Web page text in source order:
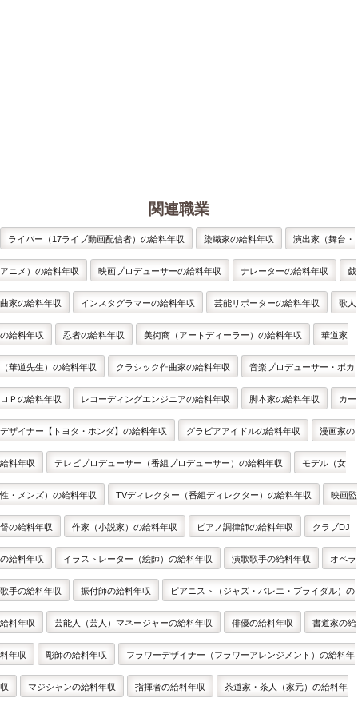
関連職業
ライバー（17ライブ動画配信者）の給料年収 染織家の給料年収 演出家（舞台・
アニメ）の給料年収 映画プロデューサーの給料年収 ナレーターの給料年収 戯
曲家の給料年収 インスタグラマーの給料年収 芸能リポーターの給料年収 歌人
の給料年収 忍者の給料年収 美術商（アートディーラー）の給料年収 華道家
（華道先生）の給料年収 クラシック作曲家の給料年収 音楽プロデューサー・ボカ
ロＰの給料年収 レコーディングエンジニアの給料年収 脚本家の給料年収 カー
デザイナー【トヨタ・ホンダ】の給料年収 グラビアアイドルの給料年収 漫画家の
給料年収 テレビプロデューサー（番組プロデューサー）の給料年収 モデル（女
性・メンズ）の給料年収 TVディレクター（番組ディレクター）の給料年収 映画監
督の給料年収 作家（小説家）の給料年収 ピアノ調律師の給料年収 クラブDJ
の給料年収 イラストレーター（絵師）の給料年収 演歌歌手の給料年収 オペラ
歌手の給料年収 振付師の給料年収 ピアニスト（ジャズ・バレエ・ブライダル）の
給料年収 芸能人（芸人）マネージャーの給料年収 俳優の給料年収 書道家の給
料年収 彫師の給料年収 フラワーデザイナー（フラワーアレンジメント）の給料年
収 マジシャンの給料年収 指揮者の給料年収 茶道家・茶人（家元）の給料年